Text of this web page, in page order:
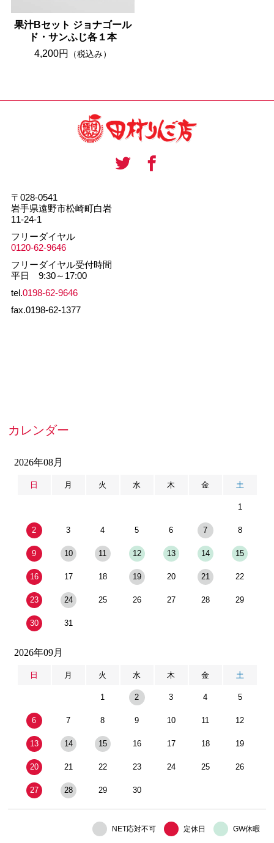
果汁Bセット ジョナゴール
ド・サンふじ各１本
4,200円
（税込み）
〒028-0541
岩手県遠野市松崎町白岩
11-24-1
フリーダイヤル
0120-62-9646
フリーダイヤル受付時間
平日 9:30～17:00
tel.0198-62-9646
fax.0198-62-1377
カレンダー
2026年08月
日 月 火 水 木 金 土
1
2 3 4 5 6 7 8
9 10 11 12 13 14 15
16 17 18 19 20 21 22
23 24 25 26 27 28 29
30 31
2026年09月
日 月 火 水 木 金 土
1 2 3 4 5
6 7 8 9 10 11 12
13 14 15 16 17 18 19
20 21 22 23 24 25 26
27 28 29 30
NET応対不可 定休日 GW休暇